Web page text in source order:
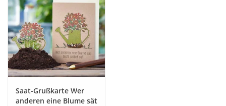
Saat-Grußkarte Wer
anderen eine Blume sät